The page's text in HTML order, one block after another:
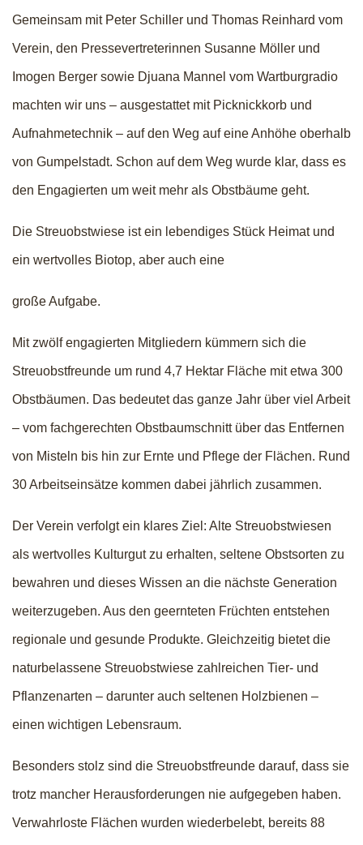
Gemeinsam mit Peter Schiller und Thomas Reinhard vom
Verein, den Pressevertreterinnen Susanne Möller und
Imogen Berger sowie Djuana Mannel vom Wartburgradio
machten wir uns – ausgestattet mit Picknickkorb und
Aufnahmetechnik – auf den Weg auf eine Anhöhe oberhalb
von Gumpelstadt. Schon auf dem Weg wurde klar, dass es
den Engagierten um weit mehr als Obstbäume geht.
Die Streuobstwiese ist ein lebendiges Stück Heimat und
ein wertvolles Biotop, aber auch eine
große Aufgabe.
Mit zwölf engagierten Mitgliedern kümmern sich die
Streuobstfreunde um rund 4,7 Hektar Fläche mit etwa 300
Obstbäumen. Das bedeutet das ganze Jahr über viel Arbeit
– vom fachgerechten Obstbaumschnitt über das Entfernen
von Misteln bis hin zur Ernte und Pflege der Flächen. Rund
30 Arbeitseinsätze kommen dabei jährlich zusammen.
Der Verein verfolgt ein klares Ziel: Alte Streuobstwiesen
als wertvolles Kulturgut zu erhalten, seltene Obstsorten zu
bewahren und dieses Wissen an die nächste Generation
weiterzugeben. Aus den geernteten Früchten entstehen
regionale und gesunde Produkte. Gleichzeitig bietet die
naturbelassene Streuobstwiese zahlreichen Tier- und
Pflanzenarten – darunter auch seltenen Holzbienen –
einen wichtigen Lebensraum.
Besonders stolz sind die Streuobstfreunde darauf, dass sie
trotz mancher Herausforderungen nie aufgegeben haben.
Verwahrloste Flächen wurden wiederbelebt, bereits 88